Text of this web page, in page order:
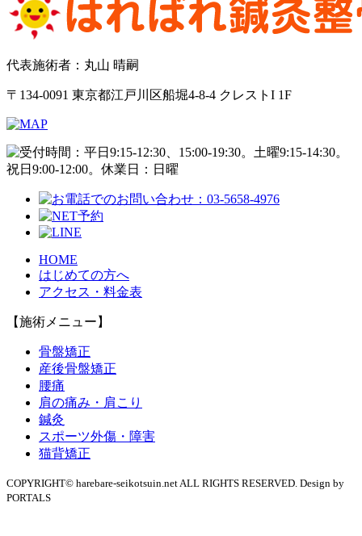
代表施術者：丸山 晴嗣
〒134-0091 東京都江戸川区船堀4-8-4 クレストI 1F
HOME
はじめての方へ
アクセス・料金表
【施術メニュー】
骨盤矯正
産後骨盤矯正
腰痛
肩の痛み・肩こり
鍼灸
スポーツ外傷・障害
猫背矯正
COPYRIGHT© harebare-seikotsuin.net ALL RIGHTS RESERVED. Design by
PORTALS